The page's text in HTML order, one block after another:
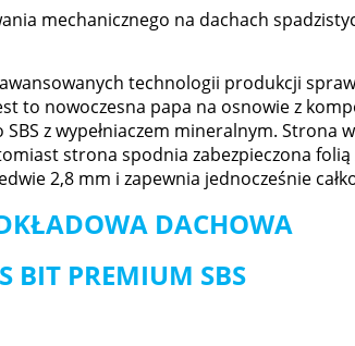
mechanicznego na dachach
technologii produkcji
to nowoczesna papa na osnowie z
z wypełniaczem mineralnym.
strona spodnia zabezpieczona folią
2,8 mm i zapewnia jednocześnie
DACHOWA
BIT PREMIUM SBS